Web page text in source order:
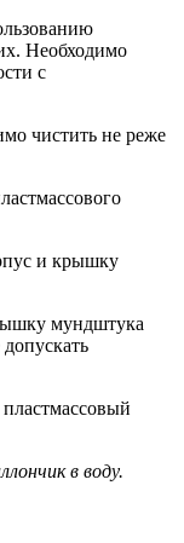
Необходимо
с
чистить не реже
и крышку
мундштука
в воду.